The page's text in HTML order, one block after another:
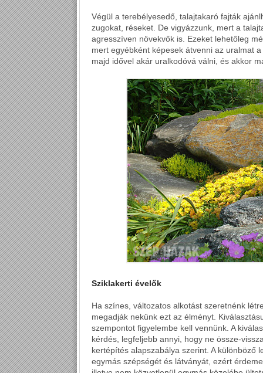
Végül a terebélyesedő, talajtakaró fajták
zugokat, réseket. De vigyázzunk, mert a
agresszíven növekvők is. Ezeket lehetőleg
mert egyébként képesek átvenni az uralmat
majd idővel akár uralkodóvá válni, és akkor
Sziklakerti évelők
Ha színes, változatos alkotást szeretnénk
megadják nekünk ezt az élményt.
szempontot figyelembe kell vennünk. A
kérdés, legfeljebb annyi, hogy ne össze-
kertépítés alapszabálya szerint. A különböző
egymás szépségét és látványát, ezért